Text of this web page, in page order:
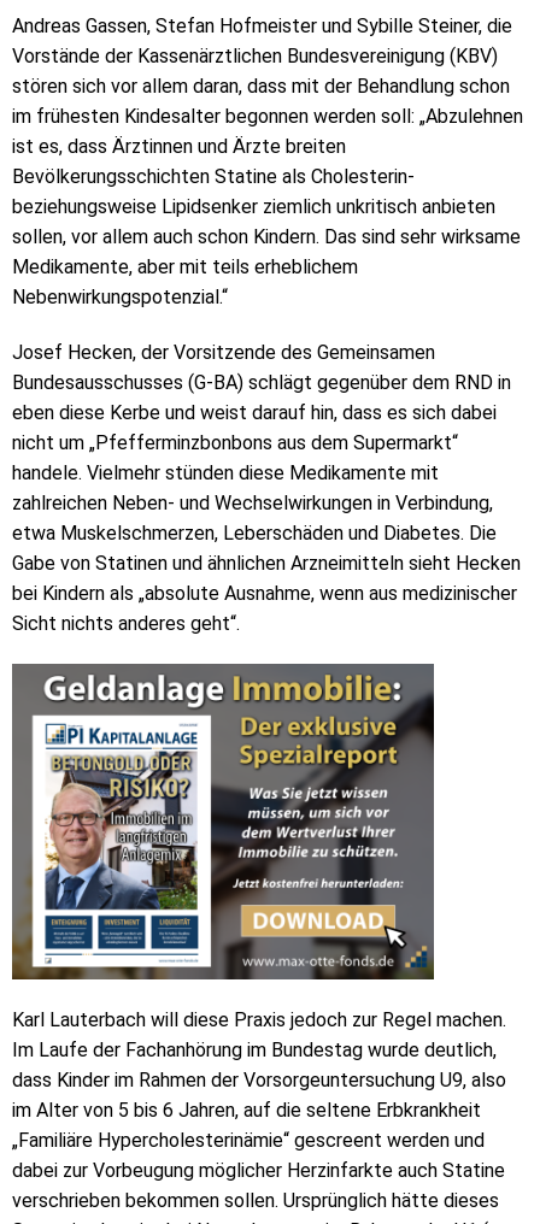
Andreas Gassen, Stefan Hofmeister und Sybille Steiner, die
Vorstände der Kassenärztlichen Bundesvereinigung (KBV)
stören sich vor allem daran, dass mit der Behandlung schon
im frühesten Kindesalter begonnen werden soll: „Abzulehnen
ist es, dass Ärztinnen und Ärzte breiten
Bevölkerungsschichten Statine als Cholesterin-
beziehungsweise Lipidsenker ziemlich unkritisch anbieten
sollen, vor allem auch schon Kindern. Das sind sehr wirksame
Medikamente, aber mit teils erheblichem
Nebenwirkungspotenzial.“
Josef Hecken, der Vorsitzende des Gemeinsamen
Bundesausschusses (G-BA) schlägt gegenüber dem RND in
eben diese Kerbe und weist darauf hin, dass es sich dabei
nicht um „Pfefferminzbonbons aus dem Supermarkt“
handele. Vielmehr stünden diese Medikamente mit
zahlreichen Neben- und Wechselwirkungen in Verbindung,
etwa Muskelschmerzen, Leberschäden und Diabetes. Die
Gabe von Statinen und ähnlichen Arzneimitteln sieht Hecken
bei Kindern als „absolute Ausnahme, wenn aus medizinischer
Sicht nichts anderes geht“.
Karl Lauterbach will diese Praxis jedoch zur Regel machen.
Im Laufe der Fachanhörung im Bundestag wurde deutlich,
dass Kinder im Rahmen der Vorsorgeuntersuchung U9, also
im Alter von 5 bis 6 Jahren, auf die seltene Erbkrankheit
„Familiäre Hypercholesterinämie“ gescreent werden und
dabei zur Vorbeugung möglicher Herzinfarkte auch Statine
verschrieben bekommen sollen. Ursprünglich hätte dieses